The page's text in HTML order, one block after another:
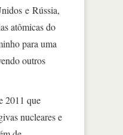
e Rússia,
atômicas do
para uma
outros
2011 que
nucleares e